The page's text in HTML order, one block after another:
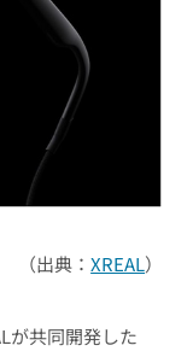
（出典：XREAL）
が共同開発した